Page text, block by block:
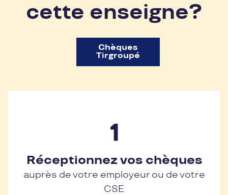
cette enseigne?
Chèques
Tirgroupé
Réceptionnez vos chèques
auprès de votre employeur ou de votre
CSE